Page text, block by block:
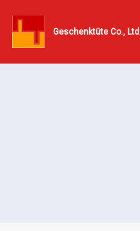
Geschenktüte Co., Ltd